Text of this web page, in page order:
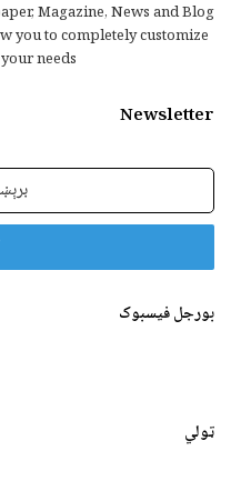
Magazine, News and Blog
you to completely customize
needs.
Newsletter
برېښنالیک
بورجل فیسبوک
ټولي